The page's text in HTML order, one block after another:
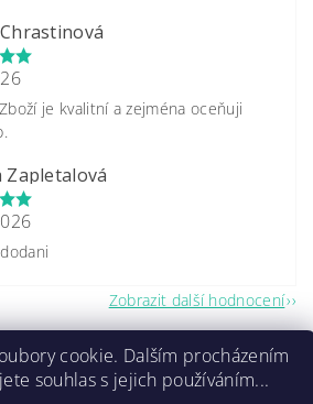
je kvalitní a zejména oceňuji
Zapletalová
Zobrazit další hodnocení
cookie. Dalším procházením
souhlas s jejich používáním...